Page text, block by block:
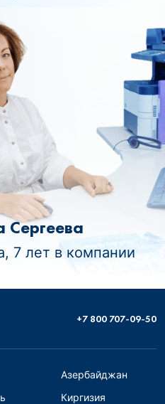
7 лет в компании
+7 800 707-09-50
Азербайджан
Киргизия